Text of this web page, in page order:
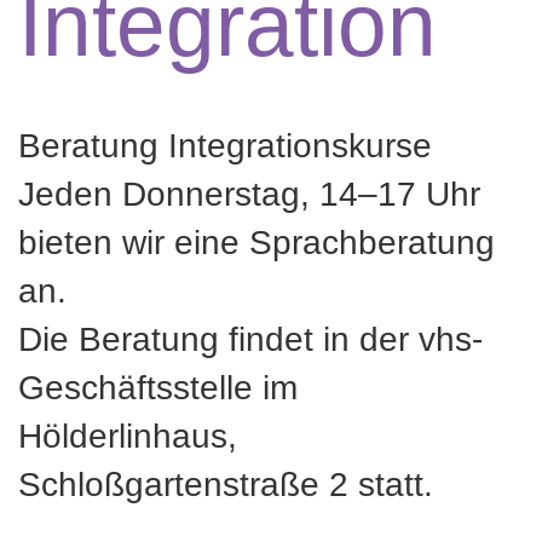
Integration
Beratung Integrationskurse
Jeden Donnerstag, 14–17 Uhr
bieten wir eine Sprachberatung
an.
Die Beratung findet in der vhs-
Geschäftsstelle im
Hölderlinhaus,
Schloßgartenstraße 2 statt.